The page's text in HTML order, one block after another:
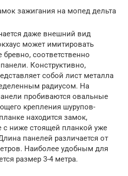
зажигания на мопед дельта
даже внешний вид
может имитировать
соответственно
Конструктивно,
собой лист металла
радиусом. На
пробиваются овальные
крепления шурупов-
находится замок,
с ниже стоящей планкой уже
панелей различается от
Наиболее удобным для
размер 3-4 метра.